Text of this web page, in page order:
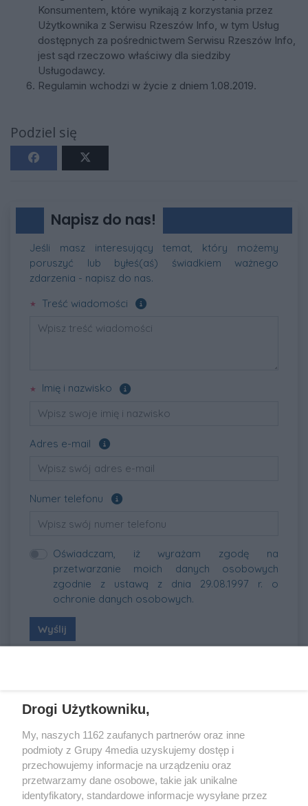
Konsumentem, które wynikają z korzystania przez
Użytkownika z Serwisu Rzeszów Info, w tym Usług
dostępnych za pośrednictwem Serwisu Rzeszów Info,
jest sąd rzeczowo właściwy dla siedziby
Usługodawcy.
Regulamin wchodzi w życie z dniem 1.08.2019.
Podziel się
Napisz do nas!
Jeśli masz interesujący temat, który możemy
poruszyć lub byłeś(aś) świadkiem ważnego
zdarzenia - napisz do nas.
Treść wiadomości
Pole wymagane
Imię i nazwisko Pole wymagane
Adres e-mail Pole opcjonalne
Numer telefonu Pole opcjonalne
Oświadczam, iż wyrażam zgodę na
przetwarzanie moich danych osobowych
zgodnie z ustawą z dnia 29.08.1997 r. o
ochronie danych osobowych.
Wyślij
Drogi Użytkowniku,
My, naszych 1162 zaufanych partnerów oraz inne
podmioty z Grupy 4media uzyskujemy dostęp i
przechowujemy informacje na urządzeniu oraz
przetwarzamy dane osobowe, takie jak unikalne
identyfikatory, standardowe informacje wysyłane przez